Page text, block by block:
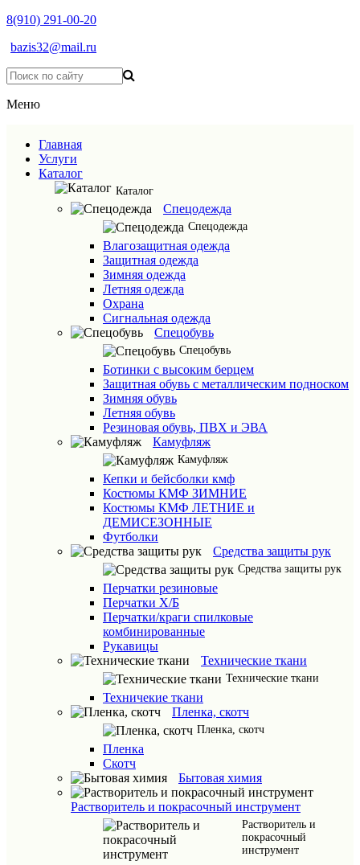
8(910) 291-00-20
bazis32@mail.ru
Меню
Главная
Услуги
Каталог
Каталог
Спецодежда
Спецодежда
Влагозащитная одежда
Защитная одежда
Зимняя одежда
Летняя одежда
Охрана
Сигнальная одежда
Спецобувь
Спецобувь
Ботинки с высоким берцем
Защитная обувь с металлическим подноском
Зимняя обувь
Летняя обувь
Резиновая обувь, ПВХ и ЭВА
Камуфляж
Камуфляж
Кепки и бейсболки кмф
Костюмы КМФ ЗИМНИЕ
Костюмы КМФ ЛЕТНИЕ и
ДЕМИСЕЗОННЫЕ
Футболки
Средства защиты рук
Средства защиты рук
Перчатки резиновые
Перчатки Х/Б
Перчатки/краги спилковые
комбинированные
Рукавицы
Технические ткани
Технические ткани
Техничекие ткани
Пленка, скотч
Пленка, скотч
Пленка
Скотч
Бытовая химия
Растворитель и покрасочный инструмент
Растворитель и
покрасочный
инструмент